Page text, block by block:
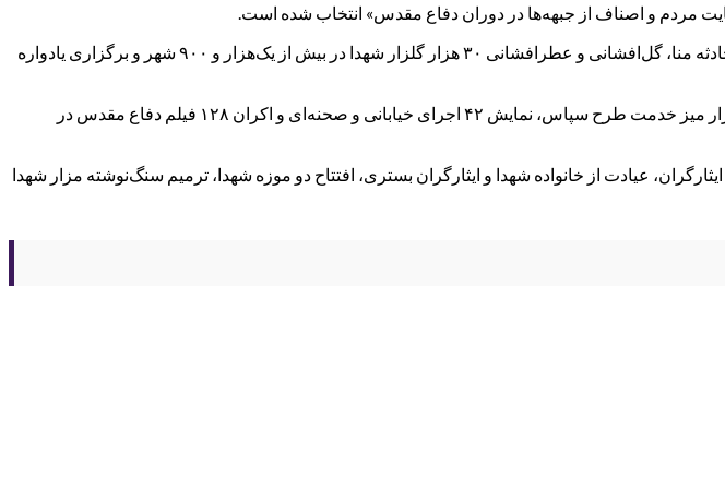
مردم و اصناف از جبهه‌ها در دوران دفاع مقدس» انتخاب شده است.
نواخته شدن زنگ ایثار و مقاومت در ۲ هزار و ۴۶ مدرسه در ۳۲ استان، برگزاری مراسم بزرگداشت شهدای حادثه منا، گل‌افشانی و عطرافشانی ۳۰ هزار گلزار شهدا در بیش از یک‌هزار و ۹۰۰ شهر و برگزاری یادواره
همچنین برپایی اردوهای زیارتی سیاحتی با حضور ۴۴ هزار و ۵۰۰ نفر از خانواده‌های ایثارگران، برگزاری ۱۴ هزار میز خدمت طرح سپاس، نمایش ۴۲ اجرای خیابانی و صحنه‌ای و اکران ۱۲۸ فیلم دفاع مقدس در
ارائه خدمات سلامت به خانواده‌های ایثارگران، عیادت از خانواده شهدا و ایثارگران بستری، افتتاح دو موزه شهدا، ترمیم سنگ‌نوشته مزار شهدا